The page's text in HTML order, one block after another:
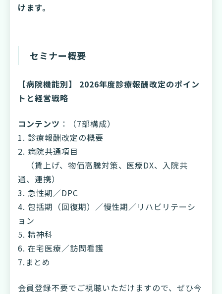
けます。
セミナー概要
【病院機能別】 2026年度診療報酬改定のポイン
トと経営戦略
コンテンツ ：（7部構成）
1. 診療報酬改定の概要
2. 病院共通項目
（賃上げ、物価高騰対策、医療DX、入院共
通、連携）
3. 急性期／DPC
4. 包括期（回復期）／慢性期／リハビリテーシ
ョン
5. 精神科
6. 在宅医療／訪問看護
7.まとめ
会員登録不要でご視聴いただけますので、ぜひ今